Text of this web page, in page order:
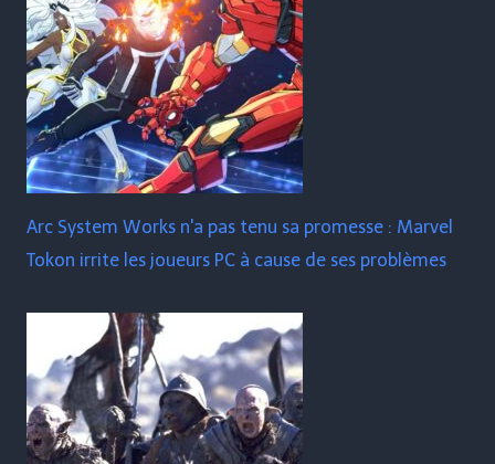
Arc System Works n'a pas tenu sa promesse : Marvel
Tokon irrite les joueurs PC à cause de ses problèmes